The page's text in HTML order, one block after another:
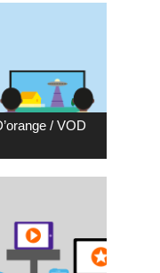
/ VOD